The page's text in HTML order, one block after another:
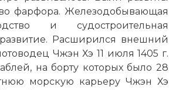
фарфора. Железодобывающая
и судостроительная
Расширился внешний
Чжэн Хэ 11 июля 1405 г.
на борту которых было 28
морскую карьеру Чжэн Хэ